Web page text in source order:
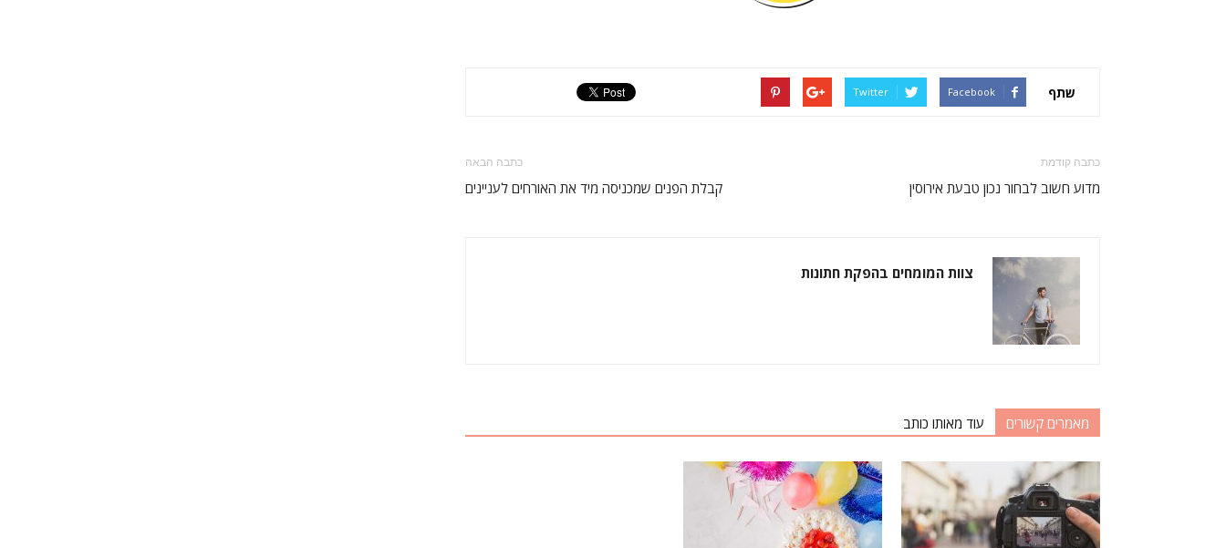
שתף Facebook
Twitter
כתבה קודמת
מדוע חשוב לבחור נכון טבעת אירוסין
כתבה הבאה
קבלת הפנים שמכניסה מיד את האורחים לעניינים
צוות המומחים בהפקת חתונות
מאמרים קשורים עוד מאותו כותב